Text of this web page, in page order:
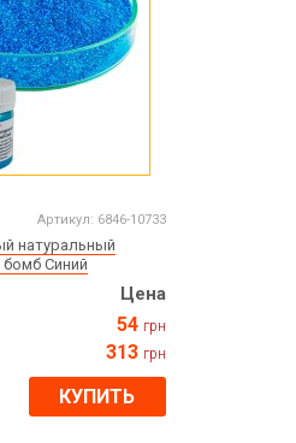
и баттеры оптом
и защитниц
Артикул: 6846-10733
натуральный
Синий
Цена
54 грн
313 грн
КУПИТЬ